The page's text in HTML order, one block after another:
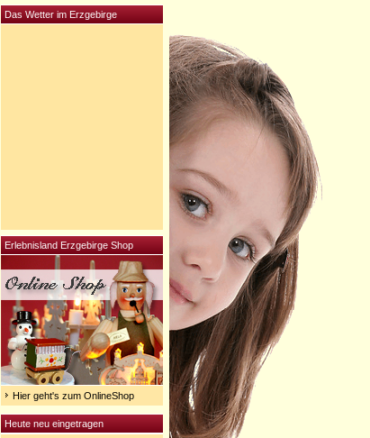
Erlebnisland Erzgebirge Shop
Hier geht's zum OnlineShop
Heute neu eingetragen
Das Wetter im Erzgebirge